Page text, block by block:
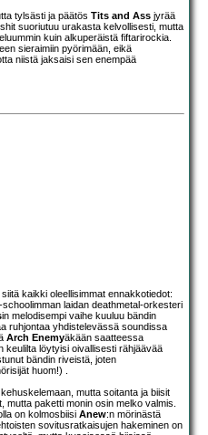
tylsästi ja päätös Tits and Ass jyrää
suoriutuu urakasta kelvollisesti, mutta
kuin alkuperäistä fiftarirockia.
sieraimiin pyörimään, eikä
niistä jaksaisi sen enempää
kaikki oleellisimmat ennakkotiedot:
laidan deathmetal-orkesteri
in melodisempi vaihe kuuluu bändin
ruhjontaa yhdistelevässä soundissa
Arch Enemyäkään saatteessa
keulilta löytyisi oivallisesti rähjäävää
bändin riveistä, joten
huom!) .
mutta soitanta ja biisit
paketti monin osin melko valmis.
on kolmosbiisi Anew:n mörinästä
sovitusratkaisujen hakeminen on